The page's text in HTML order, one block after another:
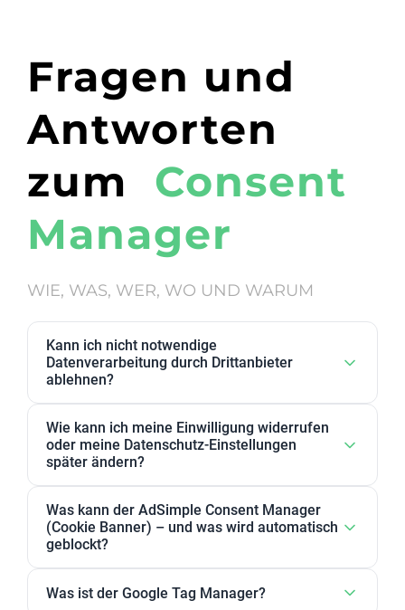
Fragen und
Antworten
zum Consent
Manager
WIE, WAS, WER, WO UND WARUM
Kann ich nicht notwendige
Datenverarbeitung durch Drittanbieter
ablehnen?
nicht notwendig eingestuft haben, kann in den
Datenschutz-Einstellungen abgelehnt werden. Sie
Zweckgruppen akzeptieren oder ablehnen.
Wie kann ich meine Einwilligung widerrufen
oder meine Datenschutz-Einstellungen
später ändern?
ändern. Außerdem können Sie Ihre Zustimmung
jederzeit widerrufen, indem Sie Ihre Einwilligungen
Was kann der AdSimple Consent Manager
(Cookie Banner) – und was wird automatisch
geblockt?
JavaScript-Lösung oder WordPress-Plugin verfügbar
Was ist der Google Tag Manager?